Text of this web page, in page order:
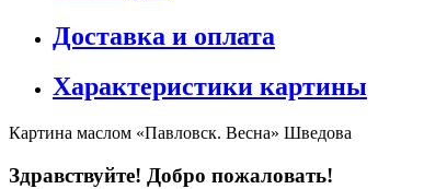
Доставка и оплата
Характеристики картины
Картина маслом «Павловск. Весна» Шведова
Здравствуйте! Добро пожаловать!